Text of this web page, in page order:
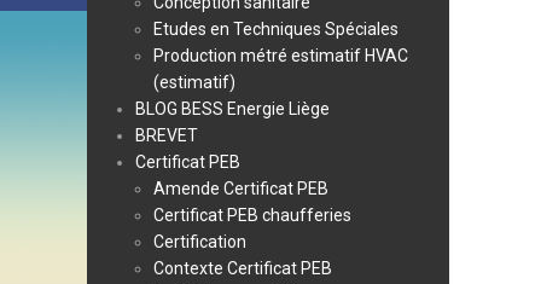
Etudes en Techniques Spéciales
Production métré estimatif HVAC
(estimatif)
BLOG BESS Energie Liège
BREVET
Certificat PEB
Amende Certificat PEB
Certificat PEB chaufferies
Certification
Contexte Certificat PEB